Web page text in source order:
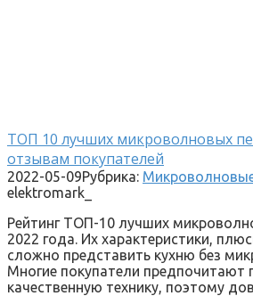
ТОП 10 лучших микроволновых
отзывам покупателей
2022-05-09Рубрика:
elektromark_
Рейтинг ТОП-10 лучших
2022 года. Их характеристики,
сложно представить кухню без
Многие покупатели предпочитают
качественную технику, поэтому